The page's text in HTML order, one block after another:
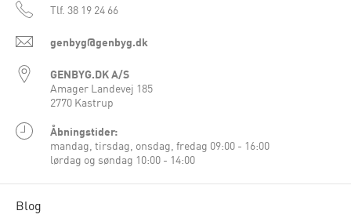
Tlf. 38 19 24 66
genbyg@genbyg.dk
GENBYG.DK A/S
Amager Landevej 185
2770 Kastrup
Åbningstider:
mandag, tirsdag, onsdag, fredag 09:00 - 16:00
lørdag og søndag 10:00 - 14:00
Blog